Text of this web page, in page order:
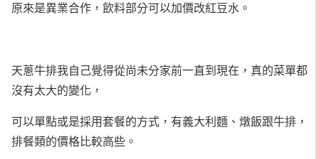
原來是異業合作，飲料部分可以加價改紅豆水。
天蔥牛排我自己覺得從尚未分家前一直到現在，真的菜單都
沒有太大的變化，
可以單點或是採用套餐的方式，有義大利麵、燉飯跟牛排，
排餐類的價格比較高些。